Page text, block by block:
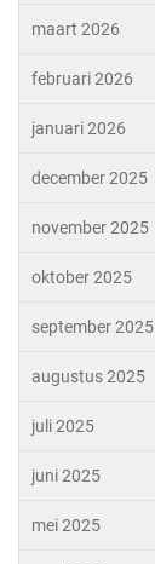
maart 2026
februari 2026
januari 2026
december 2025
november 2025
oktober 2025
september 2025
augustus 2025
juli 2025
juni 2025
mei 2025